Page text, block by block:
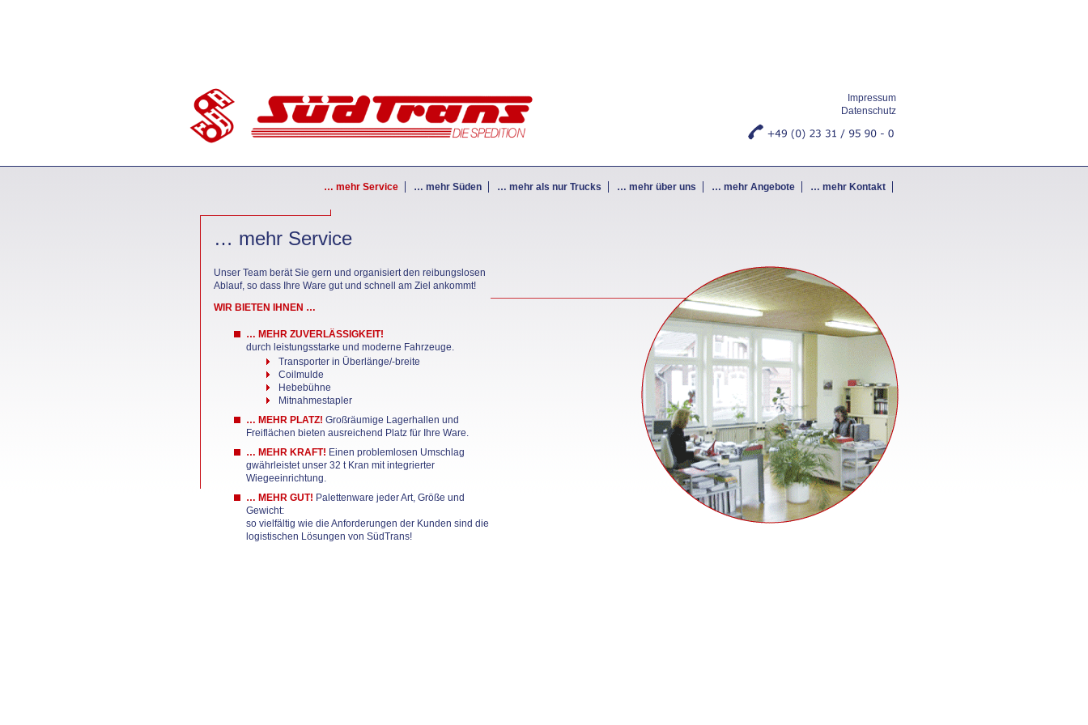
Impressum
Datenschutz
… mehr Service … mehr Süden … mehr als nur Trucks … mehr über uns … mehr Angebote … mehr Kontakt
… mehr Service
Unser Team berät Sie gern und organisiert den reibungslosen
Ablauf, so dass Ihre Ware gut und schnell am Ziel ankommt!
WIR BIETEN IHNEN …
… MEHR ZUVERLÄSSIGKEIT!
durch leistungsstarke und moderne Fahrzeuge.
Transporter in Überlänge/-breite
Coilmulde
Hebebühne
Mitnahmestapler
… MEHR PLATZ! Großräumige Lagerhallen und
Freiflächen bieten ausreichend Platz für Ihre Ware.
… MEHR KRAFT! Einen problemlosen Umschlag
gwährleistet unser 32 t Kran mit integrierter
Wiegeeinrichtung.
… MEHR GUT! Palettenware jeder Art, Größe und
Gewicht:
so vielfältig wie die Anforderungen der Kunden sind die
logistischen Lösungen von SüdTrans!